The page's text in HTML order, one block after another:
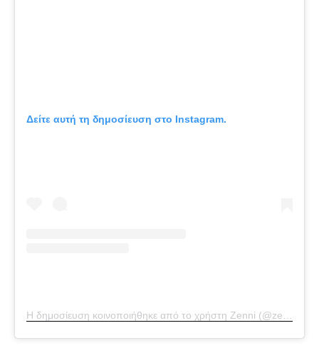
Δείτε αυτή τη δημοσίευση στο Instagram.